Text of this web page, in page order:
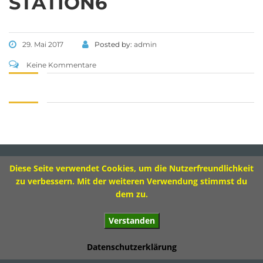
29. Mai 2017 Posted by: admin
Keine Kommentare
Tel 09571 – 2082
Sekretariat
Montag 8.00 – 12.00 Uhr
Mittwoch 8.00 – 11.30 Uhr
Impressum
© 2017 Ivo-Hennemann-Grundschule Bad Staffelstein
Diese Seite verwendet Cookies, um die Nutzerfreundlichkeit
zu verbessern. Mit der weiteren Verwendung stimmst du
dem zu.
Verstanden
Datenschutzerklärung